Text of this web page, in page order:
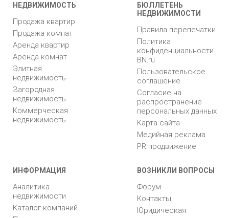
НЕДВИЖИМОСТЬ
Продажа квартир
Продажа комнат
Аренда квартир
Аренда комнат
Элитная
недвижимость
Загородная
недвижимость
Коммерческая
недвижимость
БЮЛЛЕТЕНЬ
НЕДВИЖИМОСТИ
Правила перепечатки
Политика
конфиденциальности
BN.ru
Пользовательское
соглашение
Согласие на
распространение
персональных данных
Карта сайта
Медийная реклама
PR продвижение
ИНФОРМАЦИЯ
Аналитика
недвижимости
Каталог компаний
ВОЗНИКЛИ ВОПРОСЫ
Форум
Контакты
Юридическая